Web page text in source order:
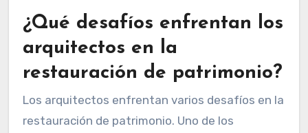
¿Qué desafíos enfrentan los
arquitectos en la
restauración de patrimonio?
Los arquitectos enfrentan varios desafíos en la
restauración de patrimonio. Uno de los